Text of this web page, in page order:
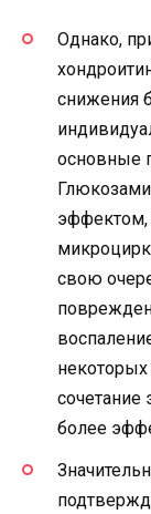
Однако,
снижения
основные
эффектом,
свою
сочетание
более